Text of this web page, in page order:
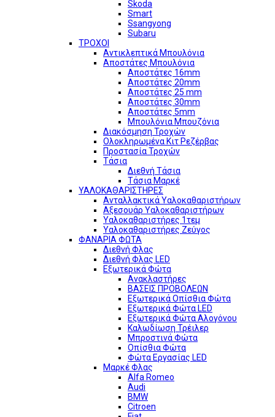
Skoda
Smart
Ssangyong
Subaru
ΤΡΟΧΟΙ
Αντικλεπτικά Μπουλόνια
Αποστάτες Μπουλόνια
Αποστάτες 16mm
Αποστάτες 20mm
Αποστάτες 25 mm
Αποστάτες 30mm
Αποστάτες 5mm
Μπουλόνια Μπουζόνια
Διακόσμηση Τροχών
Ολοκληρωμένα Κιτ Ρεζέρβας
Προστασία Τροχών
Τάσια
Διεθνή Τάσια
Τάσια Μαρκέ
ΥΑΛΟΚΑΘΑΡΙΣΤΗΡΕΣ
Ανταλλακτικά Υαλοκαθαριστήρων
Αξεσουάρ Υαλοκαθαριστήρων
Υαλοκαθαριστήρες 1τεμ
Υαλοκαθαριστήρες Ζεύγος
ΦΑΝΑΡΙΑ ΦΩΤΑ
Διεθνή Φλας
Διεθνή Φλας LED
Εξωτερικά Φώτα
Ανακλαστήρες
ΒΑΣΕΙΣ ΠΡΟΒΟΛΕΩΝ
Εξωτερικά Οπίσθια Φώτα
Εξωτερικά Φώτα LED
Εξωτερικά Φώτα Αλογόνου
Καλωδίωση Τρέιλερ
Μπροστινά Φώτα
Οπίσθια Φώτα
Φώτα Εργασίας LED
Μαρκέ Φλας
Alfa Romeo
Audi
BMW
Citroen